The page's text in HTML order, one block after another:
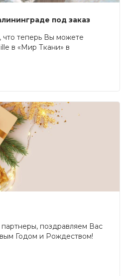
под заказ
теперь Вы можете
в «Мир Ткани» в
поздравляем Вас
Годом и Рождеством!